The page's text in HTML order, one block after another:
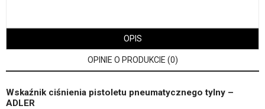
OPIS
OPINIE O PRODUKCIE (0)
Wskaźnik ciśnienia pistoletu pneumatycznego tylny –
ADLER